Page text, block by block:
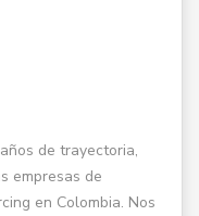
de trayectoria,
empresas de
en Colombia. Nos